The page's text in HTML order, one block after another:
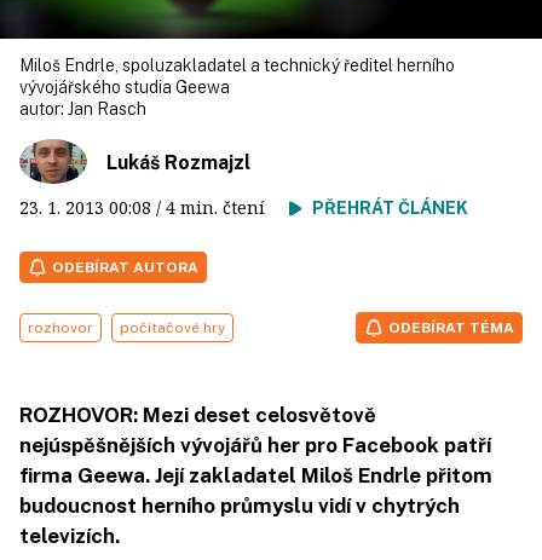
Miloš Endrle, spoluzakladatel a technický ředitel herního
vývojářského studia Geewa
autor: Jan Rasch
Lukáš Rozmajzl
23. 1. 2013 00:08 / 4 min. čtení PŘEHRÁT ČLÁNEK
ODEBÍRAT AUTORA
rozhovor počítačové hry ODEBÍRAT TÉMA
ROZHOVOR: Mezi deset celosvětově
nejúspěšnějších vývojářů her pro Facebook patří
firma Geewa. Její zakladatel Miloš Endrle přitom
budoucnost herního průmyslu vidí v chytrých
televizích.